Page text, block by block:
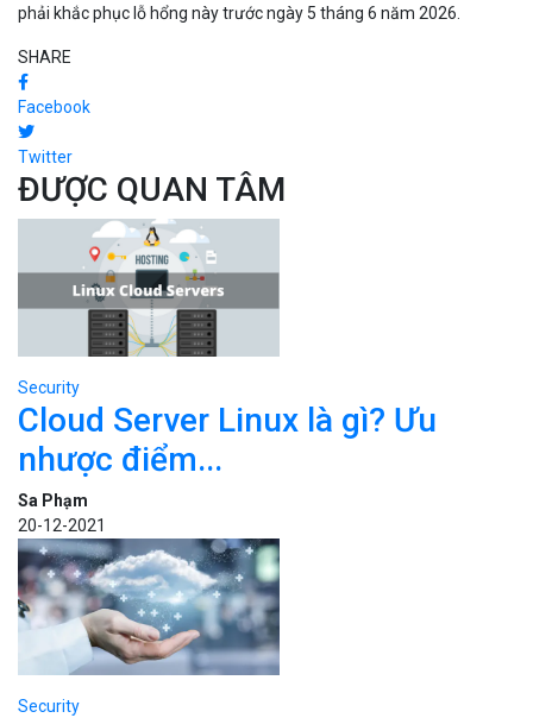
phải khắc phục lỗ hổng này trước ngày 5 tháng 6 năm 2026.
SHARE
Facebook
Twitter
ĐƯỢC QUAN TÂM
Security
Cloud Server Linux là gì? Ưu
nhược điểm...
Sa Phạm
20-12-2021
Security